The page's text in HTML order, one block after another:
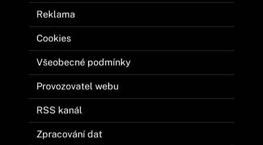
Reklama
Cookies
Všeobecné podmínky
Provozovatel webu
RSS kanál
Zpracování dat